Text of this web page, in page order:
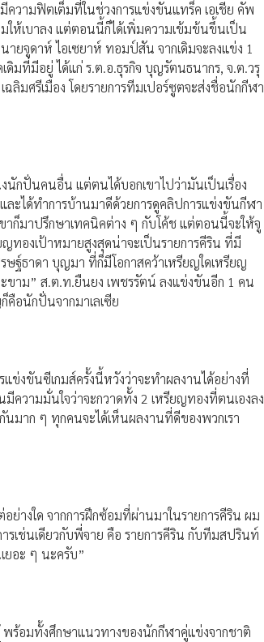
ความฟิตเต็มที่ในช่วงการแข่งขันแทร็ค เอเชีย คัพ
ห้เบาลง แต่ตอนนี้ก็ได้เพิ่มความเข้มข้นขึ้นเป็น
ยจูดาห์ ไอเซยาห์ ทอมป์สัน จากเดิมจะลงแข่ง 1
มที่มีอยู่ ได้แก่ ร.ต.อ.ธุรกิจ บุญรัตนธนากร, จ.ต.วรุ
มศรีเมือง โดยรายการทีมเปอร์ซูตจะส่งชื่อนักกีฬา
นักปั่นคนอื่น แต่ตนได้บอกเขาไปว่ามันเป็นเรื่อง
ละได้ทำการบ้านมาดีด้วยการดูคลิปการแข่งขันกีฬา
ก็มาปรึกษาเทคนิคต่าง ๆ กับโค้ช แต่ตอนนี้จะให้จู
ทองเป้าหมายสูงสุดน่าจะเป็นรายการคีริน ที่มี
ษฐ์ธาดา บุญมา ที่ก็มีโอกาสคว้าเหรียญใดเหรียญ
าม” ส.ต.ท.ยืนยง เพชรรัตน์ ลงแข่งขันอีก 1 คน
อนักปั่นจากมาเลเซีย
ข่งขันซีเกมส์ครั้งนี้หวังว่าจะทำผลงานได้อย่างที่
ความมั่นใจว่าจะกวาดทั้ง 2 เหรียญทองที่ตนเองลง
มาก ๆ ทุกคนจะได้เห็นผลงานที่ดีของพวกเรา
างใด จากการฝึกซ้อมที่ผ่านมาในรายการคีริน ผม
เช่นเดียวกับพี่จาย คือ รายการคีริน กับทีมสปรินท์
ยอะ ๆ นะครับ”
พร้อมทั้งศึกษาแนวทางของนักกีฬาคู่แข่งจากชาติ